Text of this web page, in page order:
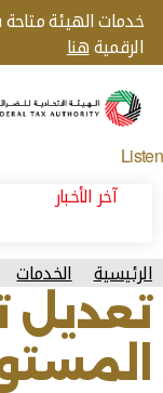
خدمات الهيئة
الرقميةهنا
Logo
Listen
آخر الأخبار
الرئيسية الخدمات
تعديل